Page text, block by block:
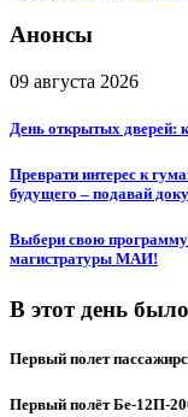
Анонсы
09 августа 2026
День открытых дверей:
Преврати интерес к
будущего – подавай
Выбери свою программу
магистратуры МАИ!
В этот день было
Первый полет
Первый полёт Бе-12П-